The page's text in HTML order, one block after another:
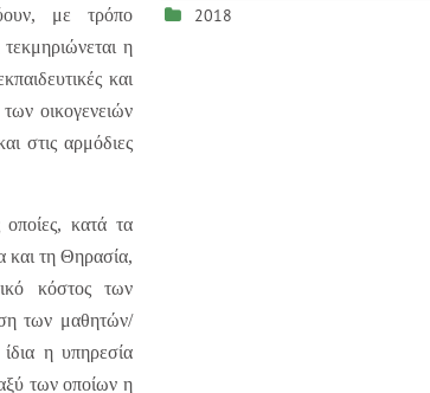
με τρόπο
η
και
οικογενειών
στις αρμόδιες
κατά τα
και τη Θηρασία,
κόστος των
των μαθητών/
η υπηρεσία
των οποίων η
2018